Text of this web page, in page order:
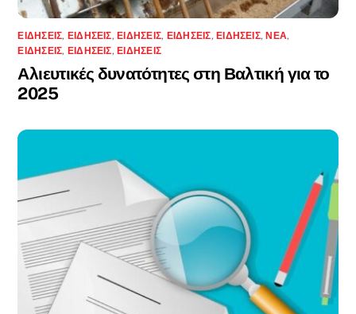
ΕΙΔΉΣΕΙΣ, ΕΙΔΉΣΕΙΣ, ΕΙΔΉΣΕΙΣ, ΕΙΔΉΣΕΙΣ, ΕΙΔΉΣΕΙΣ, ΝΈΑ,
ΕΙΔΉΣΕΙΣ, ΕΙΔΉΣΕΙΣ, ΕΙΔΉΣΕΙΣ
Αλιευτικές δυνατότητες στη Βαλτική για το
2025